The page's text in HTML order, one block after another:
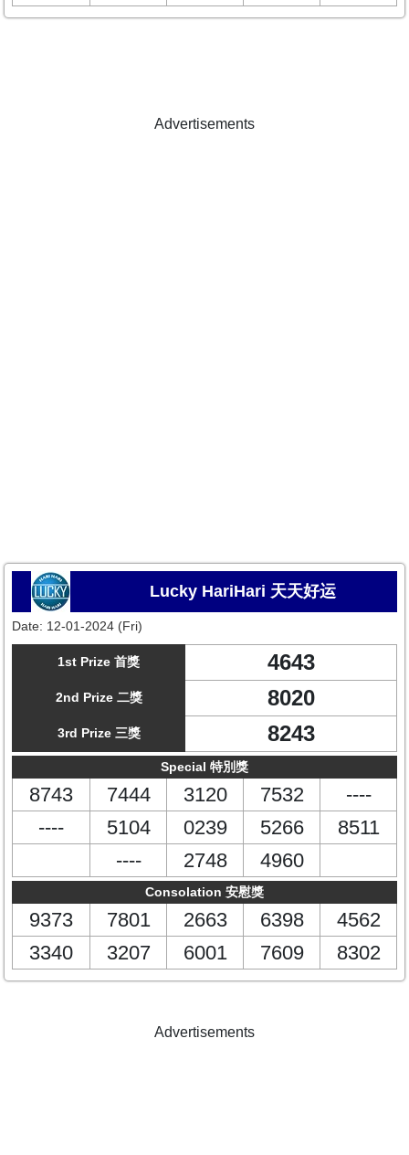
Advertisements
Lucky HariHari 天天好运
Date: 12-01-2024 (Fri)
1st Prize 首獎 4643
2nd Prize 二獎 8020
3rd Prize 三獎 8243
Special 特別獎
8743 7444 3120 7532
----
----
5104 0239 5266
8511
----
2748 4960
Consolation 安慰獎
9373 7801 2663 6398
4562
3340
3207 6001 7609 8302
Advertisements